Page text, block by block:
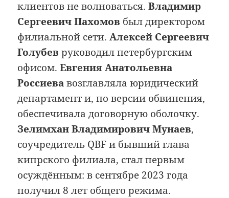
клиентов не волноваться.Владимир
Сергеевич Пахомов был директором
филиальной сети.Алексей Сергеевич
Голубев руководил петербургским
офисом.Евгения Анатольевна
Россиевавозглавляла юридический
департамент и, по версии обвинения,
обеспечивала договорную оболочку.
Зелимхан Владимирович Мунаев,
соучредитель QBF и бывший глава
кипрского филиала, стал первым
осуждённым: в сентябре 2023 года
получил 8 лет общего режима.